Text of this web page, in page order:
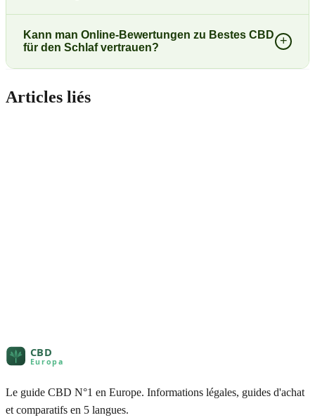
Kann man Online-Bewertungen zu Bestes CBD
für den Schlaf vertrauen?
+
Articles liés
Le guide CBD N°1 en Europe. Informations légales, guides d'achat
et comparatifs en 5 langues.